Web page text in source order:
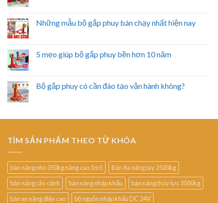
Những mẫu bộ gắp phuy bán chạy nhất hiện nay
5 mẹo giúp bộ gắp phuy bền hơn 10 năm
Bộ gắp phuy có cần đào tạo vận hành không?
TÌM SẢN PHẨM THEO TỪ KHÓA
bàn nâng nhỏ 350kg nâng cao 1m5
Bán Xe nâng tay 2500kg
bàn nâng cây cảnh
bàn nâng nhập khẩu
bàn nâng thủy lực 3500kg
bán xe nâng điện cao
bộ nguồn nhập khẩu DC 24V